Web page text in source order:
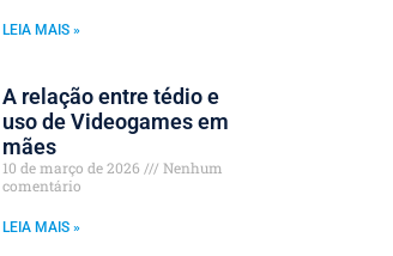
LEIA MAIS »
A relação entre tédio e
uso de Videogames em
mães
10 de março de 2026
Nenhum
comentário
LEIA MAIS »